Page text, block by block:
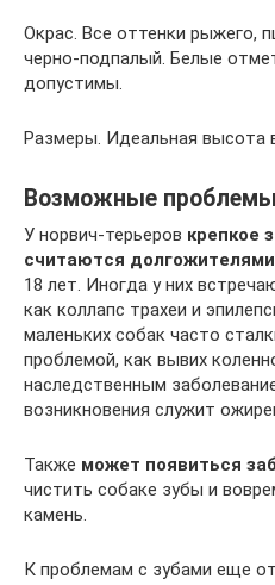
Окрас. Все оттенки рыжего,
черно-подпалый. Белые
допустимы.
Размеры. Идеальная высота
Возможные
У норвич-терьеров крепкое
считаются
18 лет. Иногда у них
как коллапс трахеи и
маленьких собак часто
проблемой, как вывих
наследственным
возникновения служит
Также может появиться
чистить собаке зубы и
камень.
К проблемам с зубами еще